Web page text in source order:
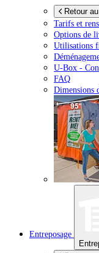
Retour
Tarifs et
Options de
Utilisations
U-Box -
FAQ
Dimensions
Entreposage